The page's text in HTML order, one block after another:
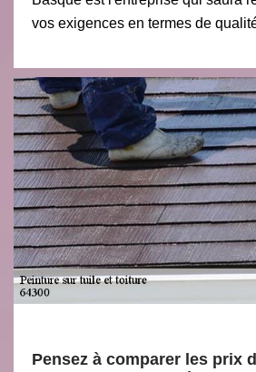
vos exigences en termes de
Pensez à comparer les prix